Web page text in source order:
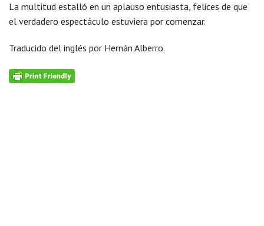
La multitud estalló en un aplauso entusiasta, felices de que
el verdadero espectáculo estuviera por comenzar.
Traducido del inglés por Hernán Alberro.